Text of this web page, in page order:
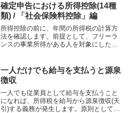
得控除×税率＝年間の所得税（収入-経費-
青色控除）は事業...
確定申告における所得控除(14種
類) / 「社会保険料控除」編
所得控除の前に、年間の所得税の計算方
法を確認します。前提として、フリーラ
ンスの事業所得がある人を対象にした説
得控除×税率＝年間の所得税（収入-経費-
青色控除）は事業...
一人だけでも給与を支払うと源泉
徴収
一人でも従業員として給与を支払うこと
になれば、所得税を給与から源泉徴収(天
引)する義務が発生します。原則として給